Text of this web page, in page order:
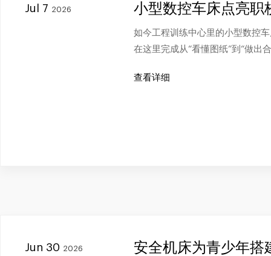
Jul 7 2026 小型数控车床点亮职
如今工程训练中心里的小型数控
在这里完成从“看懂图纸”到“做出
查看详细
Jun 30 2026 安全机床为青少年搭